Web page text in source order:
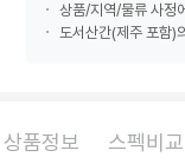
상품/지역/물류 사정
도서산간(제주 포함)
상품정보 스펙비교